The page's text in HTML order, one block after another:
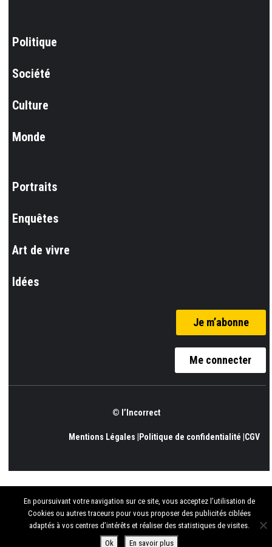
Politique
Société
Culture
Monde
Portraits
Enquêtes
Art de vivre
Idées
Je m’abonne
Me connecter
© l’Incorrect
Mentions Légales |Politique de confidentialité |CGV
En poursuivant votre navigation sur ce site, vous acceptez l’utilisation de
Cookies ou autres traceurs pour vous proposer des publicités ciblées
adaptés à vos centres d’intérêts et réaliser des statistiques de visites.
Ok
En savoir plus